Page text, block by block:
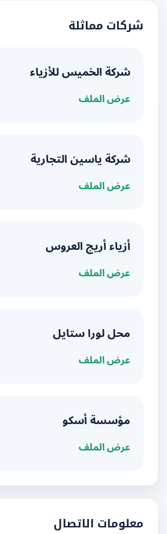
شركات مماثلة
شركة الخميس للأزياء
عرض الملف
شركة ياسين التجارية
عرض الملف
أزياء أريج العروس
عرض الملف
محل لورا ستايل
عرض الملف
مؤسسة أسكو
عرض الملف
معلومات الاتصال